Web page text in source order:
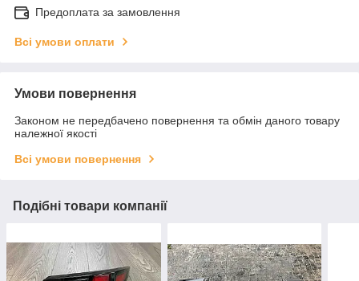
Предоплата за замовлення
Всі умови оплати
Умови повернення
Законом не передбачено повернення та обмін даного товару
належної якості
Всі умови повернення
Подібні товари компанії